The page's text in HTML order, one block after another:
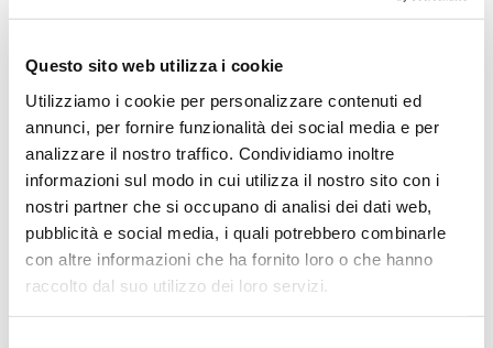
Questo sito web utilizza i cookie
Utilizziamo i cookie per personalizzare contenuti ed
annunci, per fornire funzionalità dei social media e per
analizzare il nostro traffico. Condividiamo inoltre
informazioni sul modo in cui utilizza il nostro sito con i
nostri partner che si occupano di analisi dei dati web,
pubblicità e social media, i quali potrebbero combinarle
con altre informazioni che ha fornito loro o che hanno
raccolto dal suo utilizzo dei loro servizi.
MONTICELLI. Conferme importanti per
Mariani Gibellieri e Mattei
ASCOLI PICENO. Il Monticelli Calcio comunica
che Marco Mariani Gibellieri e Giacomo Mattei
saranno due calciatori del Monticelli anche per la
prossima stagione. Entrambi si apprestano a
vivere la loro quarta stagione in biancoazzurro. -
leggi
12/07/2026
CUPRENSE. Definito lo staff tecnico per la